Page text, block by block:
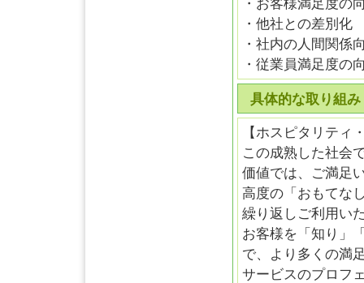
・お客様満足度の
・他社との差別化
・社内の人間関係
・従業員満足度の
具体的な取り組み
【ホスピタリティ
この成熟した社会
価値では、ご満足
高度の「おもてな
繰り返しご利用い
お客様を「知り」
で、より多くの満
サービスのプロフ